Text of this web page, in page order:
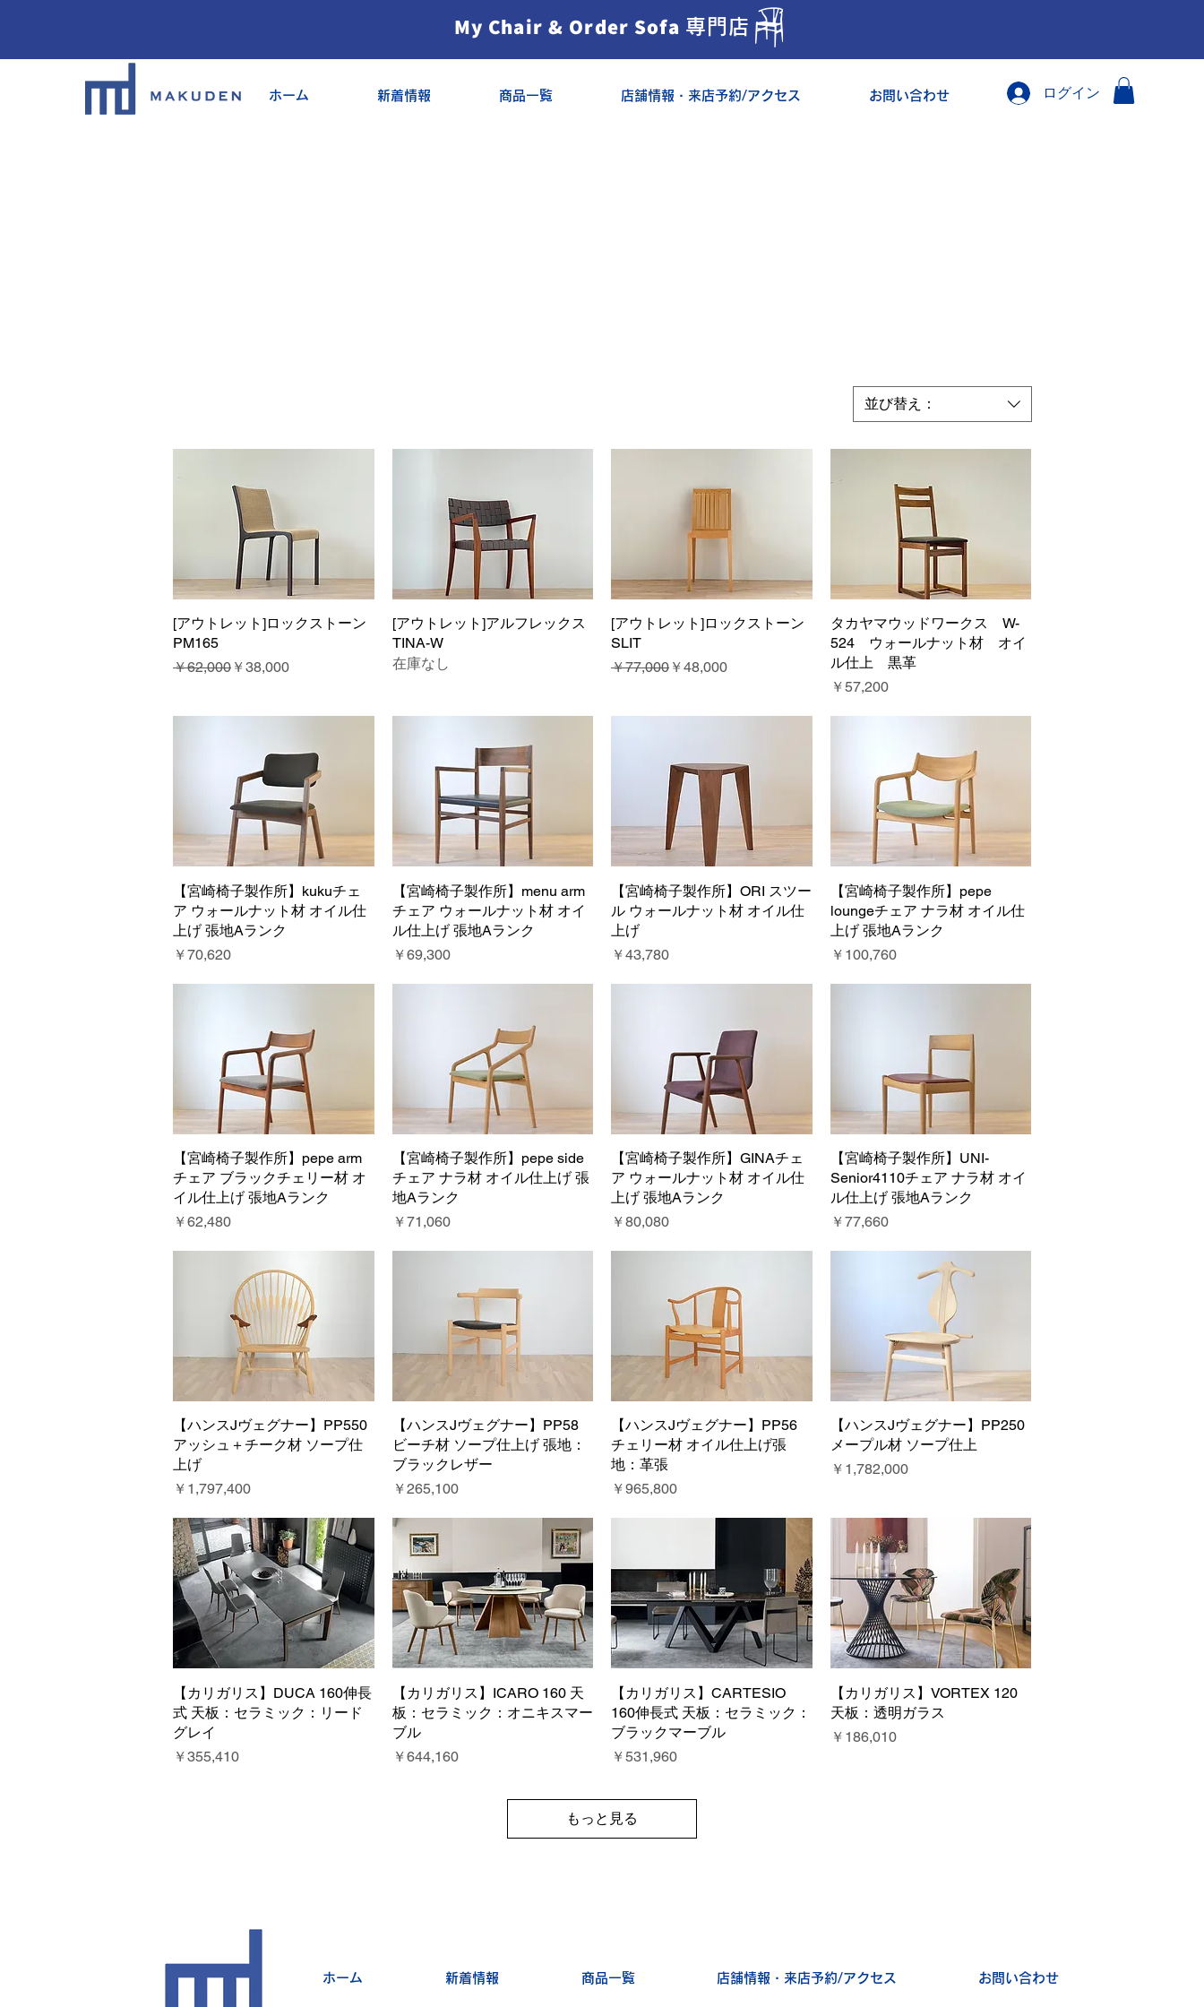
My Chair & Order Sofa 専門店
ホーム 新着情報 商品一覧 店舗情報・来店予約/アクセス お問い合わせ ログイン
並び替え：
クイックビュー
[アウトレット]ロックストーン
PM165
通常価格
￥62,000
セール価格￥38,000
クイックビュー
[アウトレット]アルフレックス
TINA-W
在庫なし
クイックビュー
[アウトレット]ロックストーン
SLIT
通常価格
￥77,000
セール価格￥48,000
クイックビュー
タカヤマウッドワークス W-
524 ウォールナット材 オイ
ル仕上 黒革
価格
￥57,200
クイックビュー
【宮崎椅子製作所】kukuチェ
ア ウォールナット材 オイル仕
上げ 張地Aランク
価格
￥70,620
クイックビュー
【宮崎椅子製作所】menu arm
チェア ウォールナット材 オイ
ル仕上げ 張地Aランク
価格
￥69,300
クイックビュー
【宮崎椅子製作所】ORI スツー
ル ウォールナット材 オイル仕
上げ
価格
￥43,780
クイックビュー
【宮崎椅子製作所】pepe
loungeチェア ナラ材 オイル仕
上げ 張地Aランク
価格
￥100,760
クイックビュー
【宮崎椅子製作所】pepe arm
チェア ブラックチェリー材 オ
イル仕上げ 張地Aランク
価格
￥62,480
クイックビュー
【宮崎椅子製作所】pepe side
チェア ナラ材 オイル仕上げ 張
地Aランク
価格
￥71,060
クイックビュー
【宮崎椅子製作所】GINAチェ
ア ウォールナット材 オイル仕
上げ 張地Aランク
価格
￥80,080
クイックビュー
【宮崎椅子製作所】UNI-
Senior4110チェア ナラ材 オイ
ル仕上げ 張地Aランク
価格
￥77,660
クイックビュー
【ハンスJヴェグナー】PP550
アッシュ＋チーク材 ソープ仕
上げ
価格
￥1,797,400
クイックビュー
【ハンスJヴェグナー】PP58
ビーチ材 ソープ仕上げ 張地：
ブラックレザー
価格
￥265,100
クイックビュー
【ハンスJヴェグナー】PP56
チェリー材 オイル仕上げ張
地：革張
価格
￥965,800
クイックビュー
【ハンスJヴェグナー】PP250
メープル材 ソープ仕上
価格
￥1,782,000
クイックビュー
【カリガリス】DUCA 160伸長
式 天板：セラミック：リード
グレイ
価格
￥355,410
クイックビュー
【カリガリス】ICARO 160 天
板：セラミック：オニキスマー
ブル
価格
￥644,160
クイックビュー
【カリガリス】CARTESIO
160伸長式 天板：セラミック：
ブラックマーブル
価格
￥531,960
クイックビュー
【カリガリス】VORTEX 120
天板：透明ガラス
価格
￥186,010
もっと見る
ホーム 新着情報 商品一覧 店舗情報・来店予約/アクセス お問い合わせ